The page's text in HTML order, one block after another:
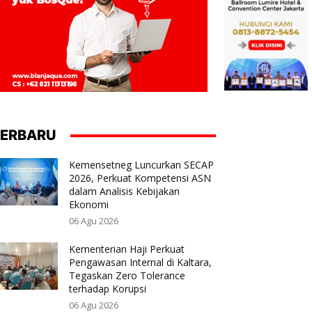
Kemensetneg Luncurkan SECAP
2026, Perkuat Kompetensi ASN
dalam Analisis Kebijakan
Ekonomi
06 Agu 2026
Kementerian Haji Perkuat
Pengawasan Internal di Kaltara,
Tegaskan Zero Tolerance
terhadap Korupsi
06 Agu 2026